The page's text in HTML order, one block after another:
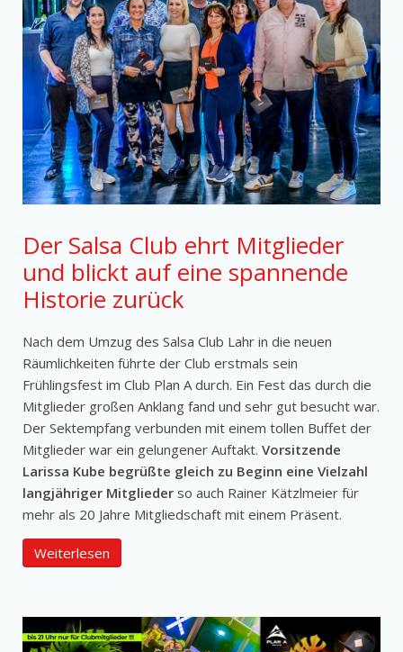
Der Salsa Club ehrt Mitglieder
und blickt auf eine spannende
Historie zurück
Nach dem Umzug des Salsa Club Lahr in die neuen
Räumlichkeiten führte der Club erstmals sein
Frühlingsfest im Club Plan A durch. Ein Fest das durch die
Mitglieder großen Anklang fand und sehr gut besucht war.
Der Sektempfang verbunden mit einem tollen Buffet der
Mitglieder war ein gelungener Auftakt. Vorsitzende
Larissa Kube begrüßte gleich zu Beginn eine Vielzahl
langjähriger Mitglieder so auch Rainer Kätzlmeier für
mehr als 20 Jahre Mitgliedschaft mit einem Präsent.
Weiterlesen